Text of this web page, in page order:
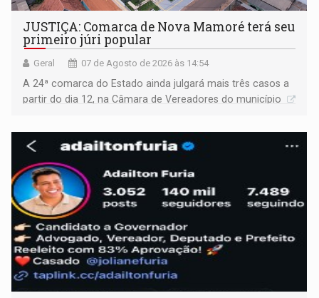
JUSTIÇA: Comarca de Nova Mamoré terá seu
primeiro júri popular
Geral 07 de Agosto de 2026 às 14:54
A 24ª comarca do Estado ainda julgará mais três casos a
partir do dia 12, na Câmara de Vereadores do município